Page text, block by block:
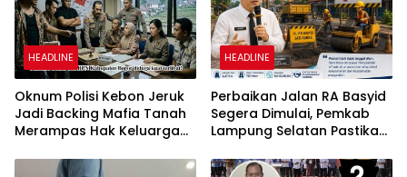
HEADLINE
Oknum Polisi Kebon Jeruk
Jadi Backing Mafia Tanah
Merampas Hak Keluarga
Sutarman
HEADLINE
Perbaikan Jalan RA Basyid
Segera Dimulai, Pemkab
Lampung Selatan Pastikan
Aman dan Nyaman